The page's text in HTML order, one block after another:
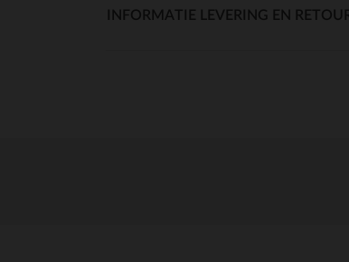
INFORMATIE LEVERING EN